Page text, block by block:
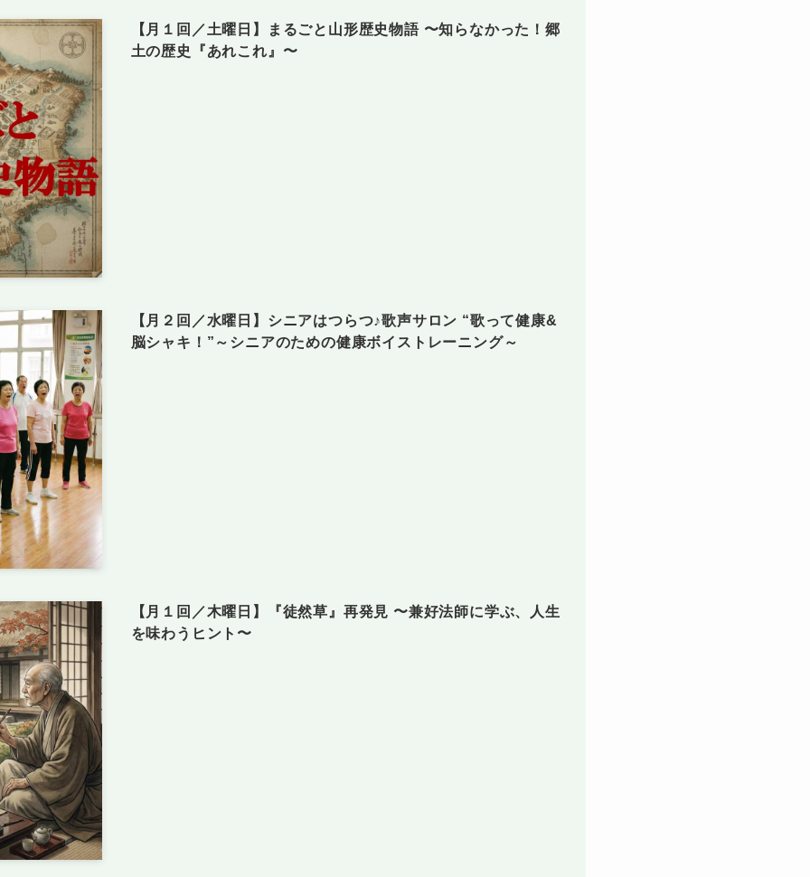
【月１回／土曜日】まるごと山形歴史物語 〜知らなかった！郷
土の歴史『あれこれ』〜
【月２回／水曜日】シニアはつらつ♪歌声サロン “歌って健康&
脳シャキ！”～シニアのための健康ボイストレーニング～
【月１回／木曜日】『徒然草』再発見 〜兼好法師に学ぶ、人生
を味わうヒント〜